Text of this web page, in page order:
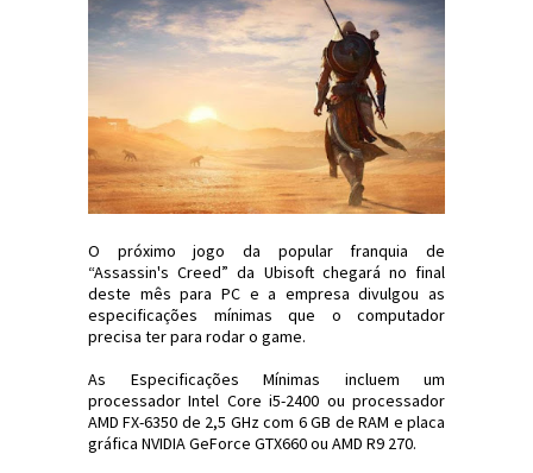
O próximo jogo da popular franquia de
“Assassin's Creed” da Ubisoft chegará no final
deste mês para PC e a empresa divulgou as
especificações mínimas que o computador
precisa ter para rodar o game.
As Especificações Mínimas incluem um
processador Intel Core i5-2400 ou processador
AMD FX-6350 de 2,5 GHz com 6 GB de RAM e placa
gráfica NVIDIA GeForce GTX660 ou AMD R9 270.